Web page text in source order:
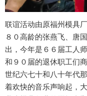
联谊活动由原福州模具
８０高龄的张燕飞、唐
出，今年是６６届工人
和９０届的退休职工们
世纪六七十和八十年代
着欢快的音乐声响起，